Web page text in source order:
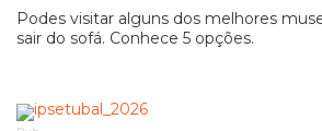
Podes visitar alguns dos melhores
sair do sofá. Conhece 5 opções.